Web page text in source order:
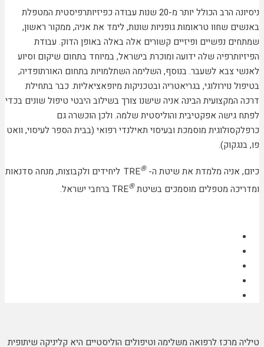
ניסיונה הרב הכולל יותר מ-20 שנות עבודה כפיזיותרפיסטית המטפלת
באנשים שחוו טראומות גופניות שונות, לימד את אניה, ממקור ראשון,
שמתחים נפשיים ופיזיים קשורים אלה באלה באופן הדוק. עבודת
הפיזיותרפיה שלה ידועה ומוכרת בישראל, במיוחד בתחום שיקום וסיוע
לאנשי צבא לשעבר. בנוסף, השלימה השתלמויות בתחום האורתופדיה,
בטיפול נוירולוגי, בגריאטריה ובטכניקות מיופאציאליות. כבר בתחילת
דרכה המקצועית הבינה אניה שישנו צורך בשילוב היבטי טיפול שונים בכדי
לפתח גישה אפקטיבית והוליסטית שלמה. ולכן הוכשרה גם
כרפלקסולוגית מוסמכת ובעיסוי תאילנדי רפואי (בבית הספר לעיסוי, וואט
פו, בנגקוק).
כיום, אניה מלמדת את שיטת ה-®
TRE ליחידים ולקבוצות, מנחה סדנאות
ומדריכה מטפלים מוסמכים בשיטת®TRE ברחבי ישראל.
טיליה מרכז לרפואה משלימה וטיפולים הוליסטיים היא קליניקה שיתופית